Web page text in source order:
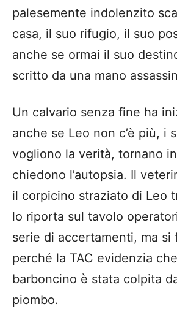
palesemente indolenzito
casa, il suo rifugio, il suo
anche se ormai il suo
scritto da una mano
Un calvario senza fine ha
anche se Leo non c’è più, i
vogliono la verità, tornano
chiedono l’autopsia. Il
il corpicino straziato di Leo
lo riporta sul tavolo
serie di accertamenti, ma si
perché la TAC evidenzia
barboncino è stata colpita
piombo.